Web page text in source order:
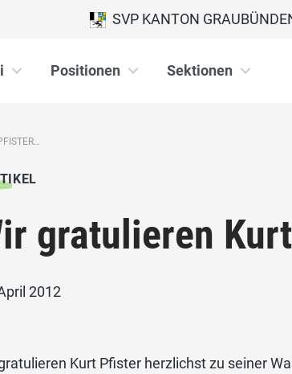
SVP KANTON
Positionen Sektionen
gratulieren
2012
Kurt Pfister herzlichst zu seiner